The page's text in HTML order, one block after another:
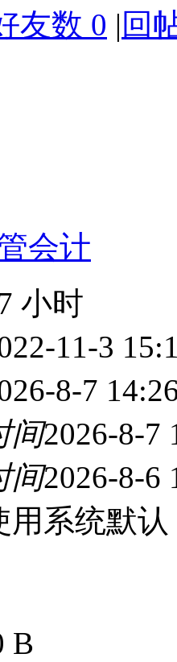
友数 0 | 回
会计
小时
11-3
8-7
间2026-8-7
间2026-8-6
用系统默认
B